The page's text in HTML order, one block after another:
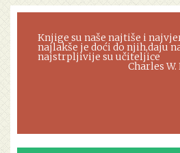
Knjige su naše najtiše i
najlakše je doći do njih,daju
najstrpljivije su učiteljice
Charles W.